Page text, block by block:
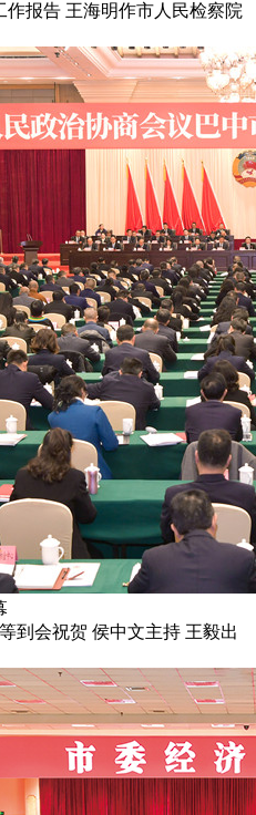
作报告 王海明作市人民检察院
到会祝贺 侯中文主持 王毅出